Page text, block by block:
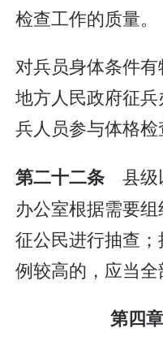
检查工作的质量。
对兵员身体条件
地方人民政府征
兵人员参与体格检
第二十二条 县级
办公室根据需要
征公民进行抽查
例较高的，应当全
第四